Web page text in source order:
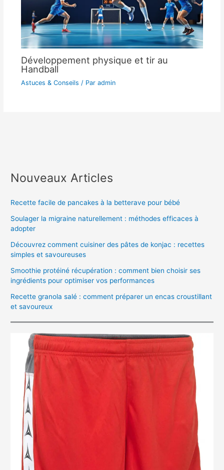
Développement physique et tir au
Handball
Astuces & Conseils / Par admin
Nouveaux Articles
Recette facile de pancakes à la betterave pour bébé
Soulager la migraine naturellement : méthodes efficaces à
adopter
Découvrez comment cuisiner des pâtes de konjac : recettes
simples et savoureuses
Smoothie protéiné récupération : comment bien choisir ses
ingrédients pour optimiser vos performances
Recette granola salé : comment préparer un encas croustillant
et savoureux